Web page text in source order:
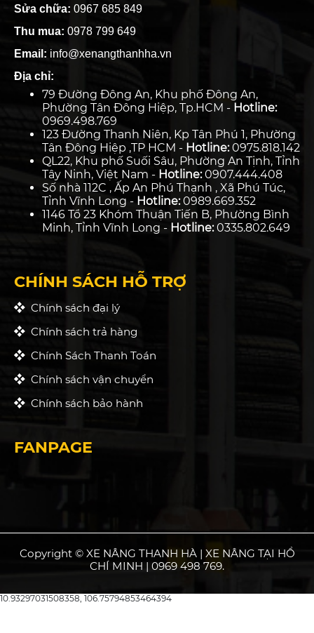
Sửa chữa: 0967 685 849
Thu mua: 0978 799 649
Email: info@xenangthanhha.vn
Địa chỉ:
79 Đường Đông An, Khu phố Đông An,
Phường Tân Đông Hiệp, Tp.HCM - Hotline:
0969.498.769
123 Đường Thanh Niên, Kp Tân Phú 1, Phường
Tân Đông Hiệp ,TP HCM - Hotline:0975.818.142
QL22, Khu phố Suối Sâu, Phường An Tịnh, Tỉnh
Tây Ninh, Việt Nam - Hotline:0907.444.408
Số nhà 112C , Ấp An Phú Thạnh , Xã Phú Túc,
Tỉnh Vĩnh Long - Hotline:0989.669.352
1146 Tổ 23 Khóm Thuận Tiến B, Phường Bình
Minh, Tỉnh Vĩnh Long - Hotline:0335.802.649
CHÍNH SÁCH HỖ TRỢ
Chính sách đại lý
Chính sách trả hàng
Chính Sách Thanh Toán
Chính sách vận chuyển
Chính sách bảo hành
FANPAGE
Copyright © XE NÂNG THANH HÀ | XE NÂNG TẠI HỒ
CHÍ MINH | 0969 498 769.
10.93297031508358, 106.75794853464394